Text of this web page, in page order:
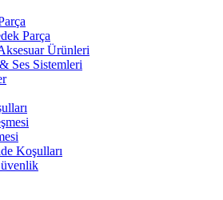
Parça
Ürünleri
Ses Sistemleri
Koşulları